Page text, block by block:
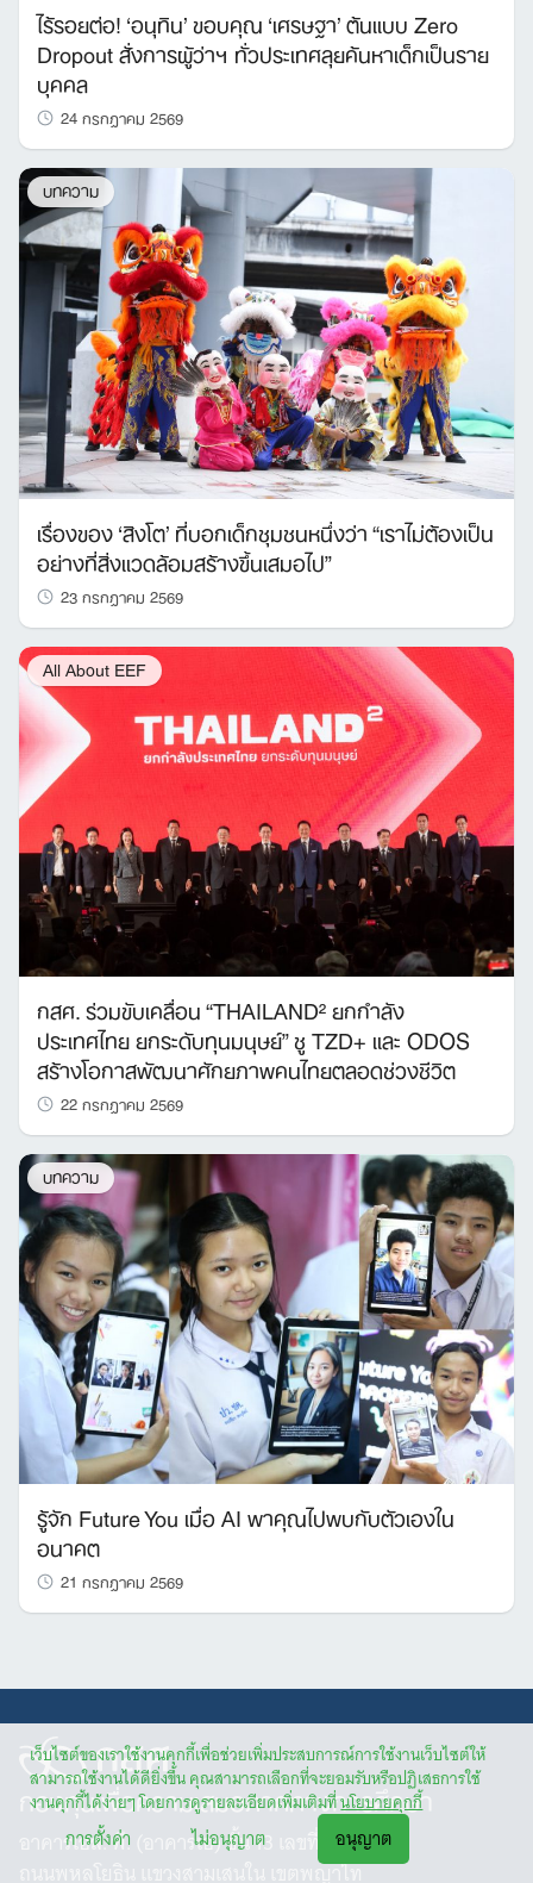
เว็บไซต์ของเราใช้งานคุกกี้เพื่อช่วยเพิ่มประสบการณ์การใช้งานเว็บไซต์ให้
สามารถใช้งานได้ดียิ่งขึ้น คุณสามารถเลือกที่จะยอมรับหรือปฏิเสธการใช้
งานคุกกี้ได้ง่ายๆ โดยการดูรายละเอียดเพิ่มเติมที่นโยบายคุกกี้
การตั้งค่า ไม่อนุญาต อนุญาต
ไร้รอยต่อ! ‘อนุทิน’ ขอบคุณ ‘เศรษฐา’ ต้นแบบ Zero
Dropout สั่งการผู้ว่าฯ ทั่วประเทศลุยค้นหาเด็กเป็นราย
บุคคล
24 กรกฎาคม 2569
บทความ
เรื่องของ ‘สิงโต’ ที่บอกเด็กชุมชนหนึ่งว่า “เราไม่ต้องเป็น
อย่างที่สิ่งแวดล้อมสร้างขึ้นเสมอไป”
23 กรกฎาคม 2569
All About EEF
กสศ. ร่วมขับเคลื่อน “THAILAND² ยกกำลัง
ประเทศไทย ยกระดับทุนมนุษย์” ชู TZD+ และ ODOS
สร้างโอกาสพัฒนาศักยภาพคนไทยตลอดช่วงชีวิต
22 กรกฎาคม 2569
บทความ
รู้จัก Future You เมื่อ AI พาคุณไปพบกับตัวเองใน
อนาคต
21 กรกฎาคม 2569
กองทุนเพื่อความเสมอภาคทางการศึกษา
อาคารเอส. พี. (อาคารเอ) ชั้น 13 เลขที่ 388
ถนนพหลโยธิน แขวงสามเสนใน เขตพญาไท